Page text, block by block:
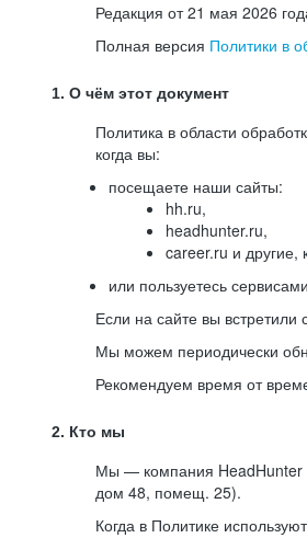
Редакция от 21 мая 2026
Полная версия Политики в
1. О чём этот документ
Политика в области
когда вы:
посещаете наши сайты:
hh.ru,
headhunter.ru,
career.ru и другие,
или пользуетесь
Если на сайте вы
Мы можем периодически
Рекомендуем время от
2. Кто мы
Мы — компания HeadHunter
дом 48, помещ. 25).
Когда в Политике